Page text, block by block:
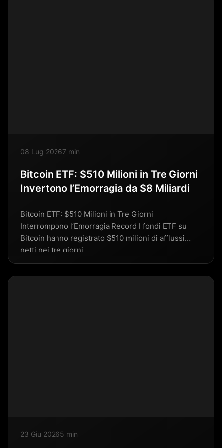
08 Lug 20267 min
Bitcoin ETF: $510 Milioni in Tre Giorni
Invertono l’Emorragia da $8 Miliardi
Bitcoin ETF: $510 Milioni in Tre Giorni
Interrompono l’Emorragia Record I fondi ETF su
Bitcoin hanno registrato $510 milioni di afflussi
netti nei tre giorni…
23 Giu 20265 min